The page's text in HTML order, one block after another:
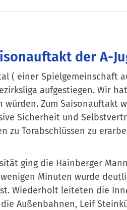
der A-
( einer
aufgestiegen. Wir
würden. Zum Saisonauftakt
Sicherheit und
zu Torabschlüssen zu
ging die Hainberger
Minuten wurde
Wiederholt leiteten die
Außenbahnen, Leif